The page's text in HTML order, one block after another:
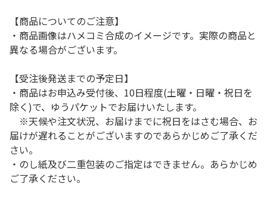
【商品についてのご注意】
・商品画像はハメコミ合成のイメージです。実際の商品と
異なる場合がございます。
【受注後発送までの予定日】
・商品はお申込み受付後、10日程度(土曜・日曜・祝日を
除く)で、ゆうパケットでお届けいたします。
※天候や注文状況、お届けまでに祝日をはさむ場合、お
届けが遅れることがございますのであらかじめご了承くだ
さい。
・のし紙及び二重包装のご指定はできません。あらかじめ
ご了承ください。